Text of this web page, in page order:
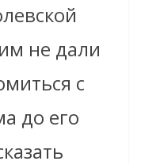
не дали
с
до его